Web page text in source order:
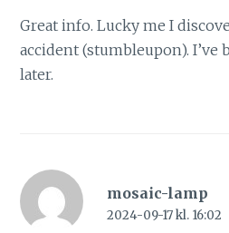
Great info. Lucky me I
accident (stumbleupon).
later.
mosaic-lamp
2024-09-17 kl. 16:02